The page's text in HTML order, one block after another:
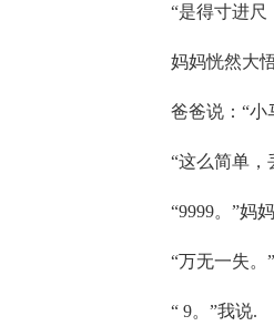
“是得寸进尺
妈妈恍然大
爸爸说：“小
“这么简单，
“9999。”妈妈
“万无一失。
“ 9。”我说.